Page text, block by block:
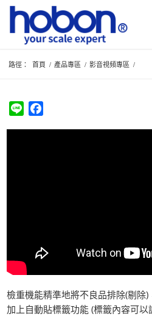
路徑： 首頁 / 產品專區 / 影音視頻專區 /
Line
檢重機能精準地將不良品排除(剔除)
加上自動貼標籤功能 (標籤內容可以